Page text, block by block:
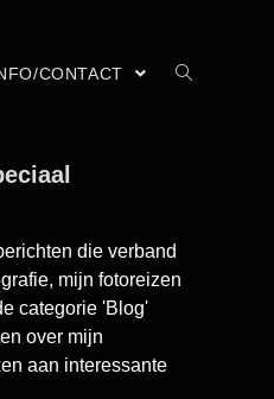
CONTACT
die verband
mijn fotoreizen
categorie 'Blog'
over mijn
aan interessante